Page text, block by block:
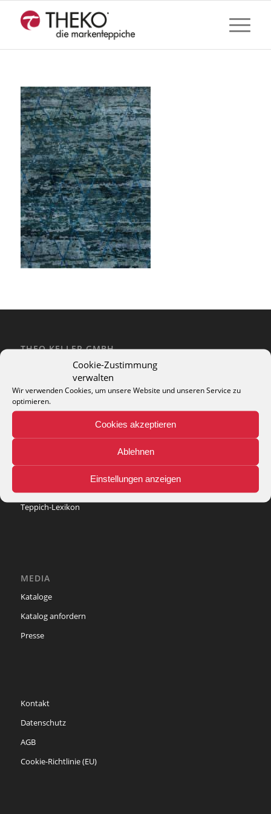
Cookie-Zustimmung
verwalten
Wir verwenden Cookies, um unsere Website und unseren Service zu
optimieren.
Cookies akzeptieren
Ablehnen
Einstellungen anzeigen
THEO KELLER GMBH
Lohackerstr. 30
44867 Bochum
phone: + 49 (2327) 3083 - 20
e-mail:info@theko-collection.com
INFO
Teppich-Lexikon
MEDIA
Kataloge
Katalog anfordern
Presse
Kontakt
Datenschutz
AGB
Cookie-Richtlinie (EU)